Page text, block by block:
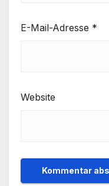
E-Mail-Adresse *
Website